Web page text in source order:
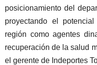
posicionamiento del
proyectando el
región como agentes
recuperación de la salud
el gerente de Indeportes